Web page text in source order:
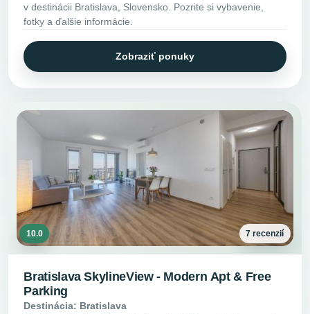
v destinácii Bratislava, Slovensko. Pozrite si vybavenie,
fotky a ďalšie informácie.
Zobraziť ponuky
10.0 7 recenzií
Bratislava SkylineView - Modern Apt & Free
Parking
Destinácia: Bratislava